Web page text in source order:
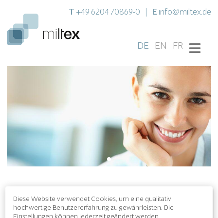
T +49 6204 70869-0 E info@miltex.de
DE EN FR
Unser Service für Sie
Durch unseren Service möchten wir uns bedanken, dass Sie uns
Diese Website verwendet Cookies, um eine qualitativ
hochwertige Benutzererfahrung zu gewährleisten. Die
Einstellungen können jederzeit geändert werden.